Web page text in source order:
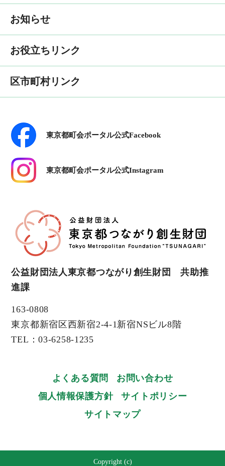
お知らせ
お役立ちリンク
区市町村リンク
東京都町会ポータル公式Facebook
東京都町会ポータル公式Instagram
公益財団法人東京都つながり創生財団 共助推
進課
163-0808
東京都新宿区西新宿2-4-1新宿NSビル8階
TEL：03-6258-1235
よくある質問
お問い合わせ
個人情報保護方針
サイトポリシー
サイトマップ
Copyright (c)